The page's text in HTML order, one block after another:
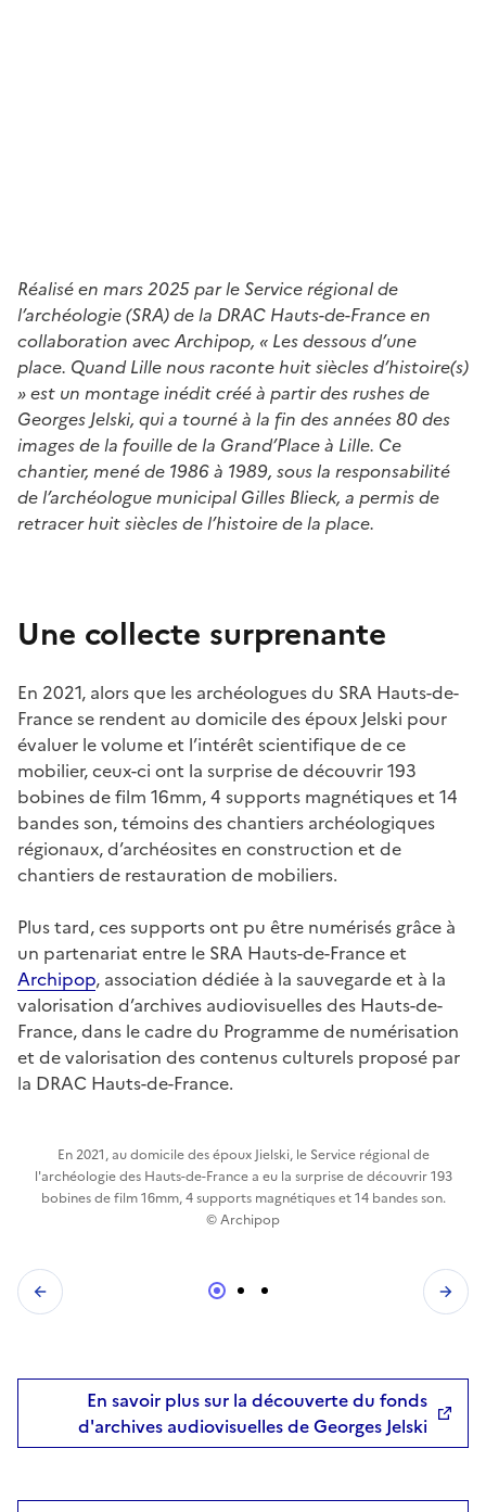
Réalisé en mars 2025 par le Service régional de
l’archéologie (SRA) de la DRAC Hauts-de-France en
collaboration avec Archipop, « Les dessous d’une
place. Quand Lille nous raconte huit siècles d’histoire(s)
» est un montage inédit créé à partir des rushes de
Georges Jelski, qui a tourné à la fin des années 80 des
images de la fouille de la Grand’Place à Lille. Ce
chantier, mené de 1986 à 1989, sous la responsabilité
de l’archéologue municipal Gilles Blieck, a permis de
retracer huit siècles de l’histoire de la place.
Une collecte surprenante
En 2021, alors que les archéologues du SRA Hauts-de-
France se rendent au domicile des époux Jelski pour
évaluer le volume et l’intérêt scientifique de ce
mobilier, ceux-ci ont la surprise de découvrir 193
bobines de film 16mm, 4 supports magnétiques et 14
bandes son, témoins des chantiers archéologiques
régionaux, d’archéosites en construction et de
chantiers de restauration de mobiliers.
Plus tard, ces supports ont pu être numérisés grâce à
un partenariat entre le SRA Hauts-de-France et
Archipop, association dédiée à la sauvegarde et à la
valorisation d’archives audiovisuelles des Hauts-de-
France, dans le cadre du Programme de numérisation
et de valorisation des contenus culturels proposé par
la DRAC Hauts-de-France.
En 2021, au domicile des époux Jielski, le Service régional de
l'archéologie des Hauts-de-France a eu la surprise de découvrir 193
bobines de film 16mm, 4 supports magnétiques et 14 bandes son.
© Archipop
En savoir plus sur la découverte du fonds
d'archives audiovisuelles de Georges Jelski